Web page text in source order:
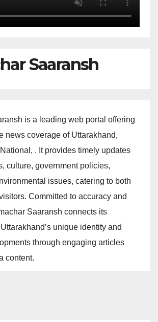
Saaransh
is a leading web portal offering
news coverage of Uttarakhand,
. It provides timely updates
culture, government policies,
issues, catering to both
Committed to accuracy and
Saaransh connects its
unique identity and
through engaging articles
content.